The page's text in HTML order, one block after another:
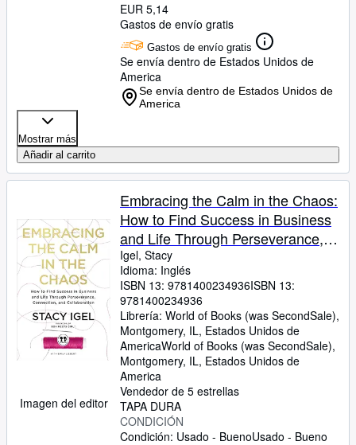
EUR 5,14
Gastos de envío gratis
Gastos de envío gratis
Se envía dentro de Estados Unidos de
America
Se envía dentro de Estados Unidos de
America
Mostrar más
Añadir al carrito
Imagen del editor
Embracing the Calm in the Chaos:
How to Find Success in Business
and Life Through Perseverance,
Connection, and Collaboration
Igel, Stacy
Idioma: Inglés
ISBN 13: 9781400234936ISBN 13:
9781400234936
Librería: World of Books (was SecondSale),
Montgomery, IL, Estados Unidos de
AmericaWorld of Books (was SecondSale),
Montgomery, IL, Estados Unidos de
America
Vendedor de 5 estrellas
TAPA DURA
CONDICIÓN
Condición: Usado - BuenoUsado - Bueno